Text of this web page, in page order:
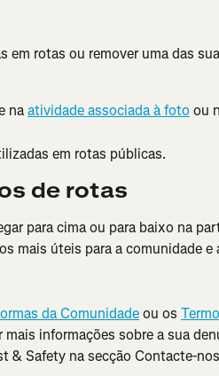
em rotas ou remover uma das
na atividade associada à foto ou
em rotas públicas.
de rotas
para cima ou para baixo na
mais úteis para a comunidade e
da Comunidade ou os
mais informações sobre a sua
& Safety na secção Contacte-